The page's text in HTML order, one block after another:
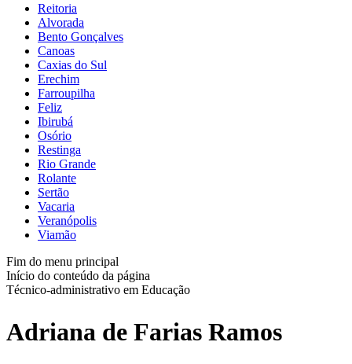
Reitoria
Alvorada
Bento Gonçalves
Canoas
Caxias do Sul
Erechim
Farroupilha
Feliz
Ibirubá
Osório
Restinga
Rio Grande
Rolante
Sertão
Vacaria
Veranópolis
Viamão
Fim do menu principal
Início do conteúdo da página
Técnico-administrativo em Educação
Adriana de Farias Ramos